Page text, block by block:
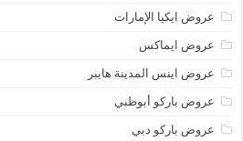
عروض ايكيا الإمارات
عروض ايماكس
عروض اينس المدينة هايبر
عروض باركو أبوظبي
عروض باركو دبي